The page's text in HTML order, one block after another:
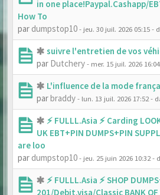
in one place!Paypal.Cashapp/
How To
par dumpstop10- jeu. 30 juil. 2026 05:15-
suivre l'entretien de vos
par Dutchery- mer. 15 juil. 2026 16:04
L'influence de la mode
parbraddy- lun. 13 juil. 2026 17:52-
⚡ FULLL.Asia ⚡ Carding
UK EBT+PIN DUMPS+PIN
are loo
par dumpstop10- jeu. 25 juin 2026 10:32-
⚡ FULLL.Asia ⚡ SHOP
201/Debit.visa/Classic BANK OF